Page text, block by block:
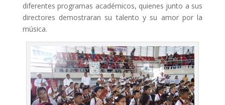
diferentes programas académicos, quienes junto a sus
directores demostraran su talento y su amor por la
música.